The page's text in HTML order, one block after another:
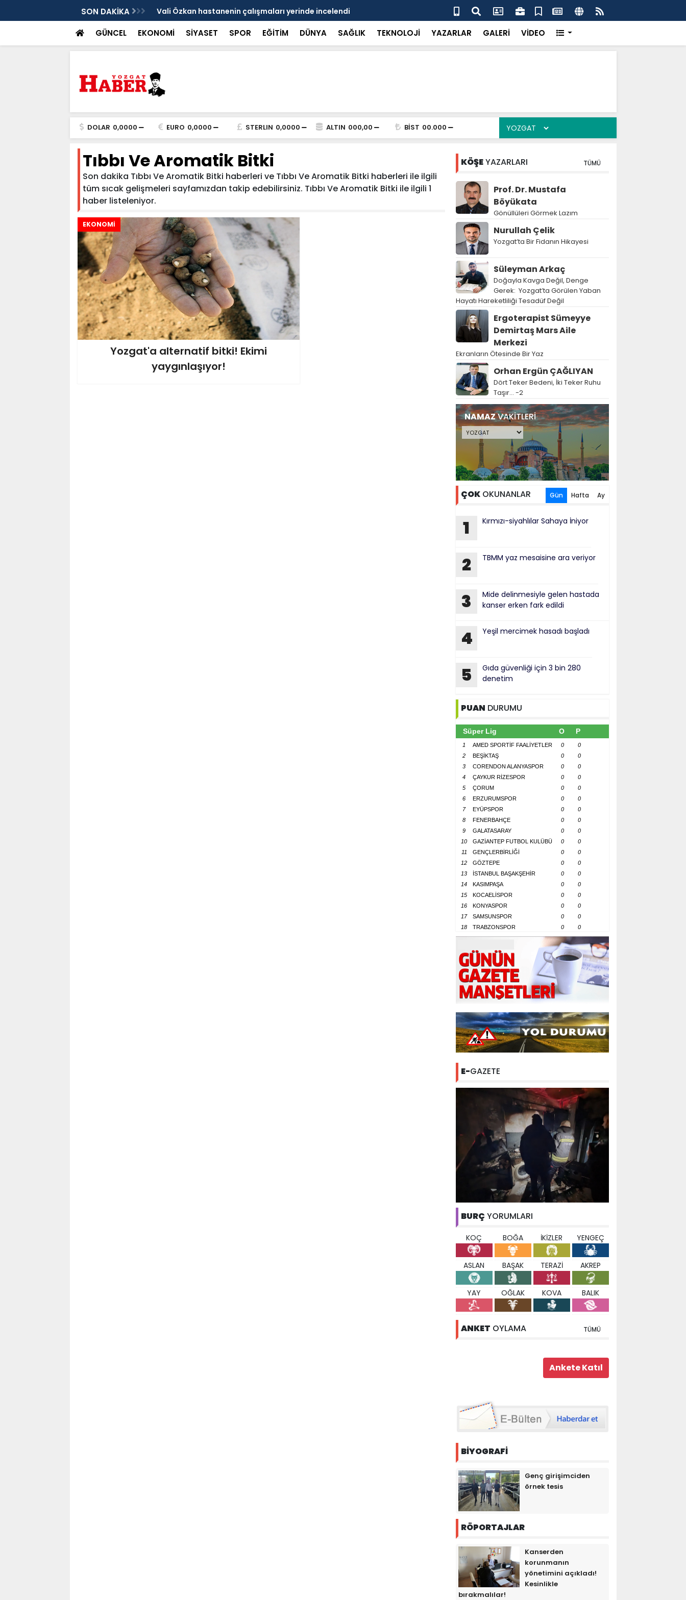
SON DAKİKA Vali Özkan hastanenin çalışmaları yerinde incelendi Karaarslan'dan UMKE'ye övgü
GÜNCEL EKONOMİ SİYASET SPOR EĞİTİM DÜNYA SAĞLIK TEKNOLOJİ YAZARLAR GALERİ VİDEO
DOLAR 0,0000 EURO 0,0000 STERLIN 0,0000 ALTIN 000,00 BİST 00.000
Tıbbı Ve Aromatik Bitki
Son dakika Tıbbı Ve Aromatik Bitki haberleri ve Tıbbı Ve Aromatik Bitki haberleri ile ilgili
tüm sıcak gelişmeleri sayfamızdan takip edebilirsiniz. Tıbbı Ve Aromatik Bitki ile ilgili 1
haber listeleniyor.
EKONOMİ
Yozgat'a alternatif bitki! Ekimi
yaygınlaşıyor!
KÖŞEYAZARLARI TÜMÜ
Prof. Dr. Mustafa
Böyükata
Gönüllüleri Görmek Lazım
Nurullah Çelik
Yozgat’ta Bir Fidanın Hikayesi
Süleyman Arkaç
Doğayla Kavga Değil, Denge
Gerek: Yozgat’ta Görülen Yaban
Hayatı Hareketliliği Tesadüf Değil
Ergoterapist Sümeyye
Demirtaş Mars Aile
Merkezi
Ekranların Ötesinde Bir Yaz
Orhan Ergün ÇAĞLIYAN
Dört Teker Bedeni, İki Teker Ruhu
Taşır… -2
NAMAZVAKİTLERİ
ÇOKOKUNANLAR Gün Hafta Ay
1 Kırmızı-siyahlılar Sahaya İniyor
2 TBMM yaz mesaisine ara veriyor
3
Mide delinmesiyle gelen hastada
kanser erken fark edildi
4 Yeşil mercimek hasadı başladı
5
Gıda güvenliği için 3 bin 280
denetim
PUAN DURUMU
Süper Lig O P
1 AMED SPORTİF FAALİYETLER 0
0
2
BEŞİKTAŞ 0
0
3
CORENDON ALANYASPOR 0
0
4
ÇAYKUR RİZESPOR 0
0
5
ÇORUM 0
0
6
ERZURUMSPOR 0
0
7
EYÜPSPOR 0
0
8
FENERBAHÇE 0
0
9
GALATASARAY 0
0
10
GAZİANTEP FUTBOL KULÜBÜ 0
0
11
GENÇLERBİRLİĞİ 0
0
12
GÖZTEPE 0
0
13
İSTANBUL BAŞAKŞEHİR 0
0
14
KASIMPAŞA 0
0
15
KOCAELİSPOR 0
0
16
KONYASPOR 0
0
17
SAMSUNSPOR 0
0
18
TRABZONSPOR 0 0
E-GAZETE
BURÇ YORUMLARI
KOÇ BOĞA İKİZLER YENGEÇ
ASLAN BAŞAK TERAZİ AKREP
YAY OĞLAK KOVA BALIK
ANKET OYLAMA TÜMÜ
BİYOGRAFİ
Genç girişimciden
örnek tesis
RÖPORTAJLAR
Kanserden
korunmanın
yönetimini açıkladı!
Kesinlikle
bırakmalılar!